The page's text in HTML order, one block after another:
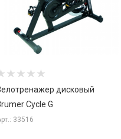
дисковый
Cycle G
33516